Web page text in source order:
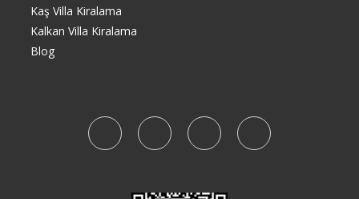
Kaş Villa Kiralama
Kalkan Villa Kiralama
Blog